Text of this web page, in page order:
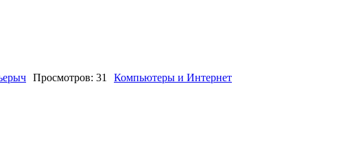
Просмотров: 31
Компьютеры и Интернет